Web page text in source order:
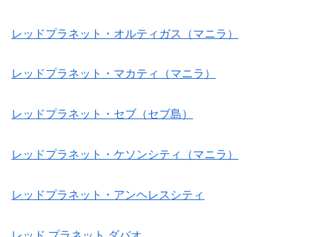
レッドプラネット・オルティガス（マニラ）
レッドプラネット・マカティ（マニラ）
レッドプラネット・セブ（セブ島）
レッドプラネット・ケソンシティ（マニラ）
レッドプラネット・アンヘレスシティ